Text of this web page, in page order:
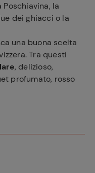
la
dei ghiacci o la
una buona scelta
Tra questi
, delizioso,
profumato, rosso